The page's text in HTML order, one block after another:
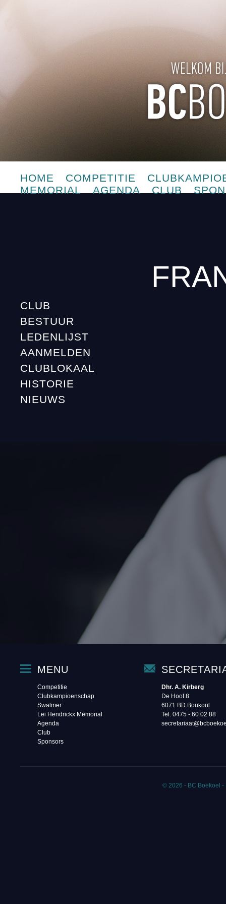
HOME COMPETITIE
MEMORIAL
AGENDA CLUB
CLUB
BESTUUR
LEDENLIJST
AANMELDEN
CLUBLOKAAL
HISTORIE
NIEUWS
MENU
Competitie
Clubkampioenschap
Swalmer
Lei Hendrickx Memorial
Agenda
Club
Sponsors
Dhr. A. Kirberg
De Hoof 8
6071 BD Boukoul
Tel. 0475 - 60 02 88‬
© 2026 - BC Boekoel